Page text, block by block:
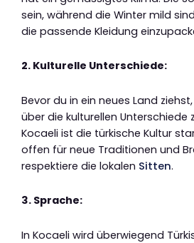
sein, während die Winter mild
die passende Kleidung
2. Kulturelle Unterschiede:
Bevor du in ein neues Land
über die kulturellen Unterschiede
Kocaeli ist die türkische Kultur
offen für neue Traditionen und
respektiere die lokalen Sitten.
3. Sprache:
In Kocaeli wird überwiegend